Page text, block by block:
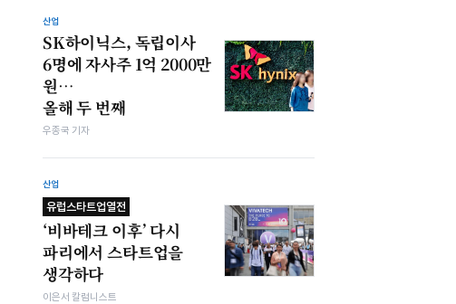
산업
SK하이닉스, 독립이사
6명에 자사주 1억 2000만
원…
올해 두 번째
우종국 기자
산업
유럽스타트업열전
‘비바테크 이후’ 다시
파리에서 스타트업을
생각하다
이은서 칼럼니스트